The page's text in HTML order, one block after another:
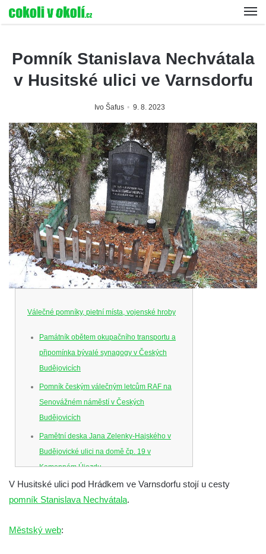
Pomník Stanislava Nechvátala
v Husitské ulici ve Varnsdorfu
Ivo Šafus 9. 8. 2023
Válečné pomníky, pietní místa, vojenské hroby
Památník obětem okupačního transportu a
připomínka bývalé synagogy v Českých
Budějovicích
Pomník českým válečným letcům RAF na
Senovážném náměstí v Českých
Budějovicích
Pamětní deska Jana Zelenky-Hajského v
Budějovické ulici na domě čp. 19 v
Kamenném Újezdu
Kenotaf Šimona Valhy na starém hřbitově v
Kamenném Újezdě
hřbitově v Kamenném Újezdě
V Husitské ulici pod Hrádkem ve Varnsdorfu stojí u cesty
pomník Stanislava Nechvátala.
Městský web: